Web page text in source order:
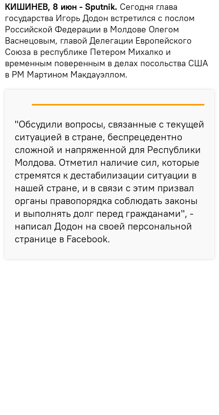
КИШИНЕВ, 8 июн - Sputnik. Сегодня глава
государства Игорь Додон встретился с послом
Российской Федерации в Молдове Олегом
Васнецовым, главой Делегации Европейского
Союза в республике Петером Михалко и
временным поверенным в делах посольства США
в РМ Мартином Макдауэллом.
"Обсудили вопросы, связанные с текущей
ситуацией в стране, беспрецедентно
сложной и напряженной для Республики
Молдова. Отметил наличие сил, которые
стремятся к дестабилизации ситуации в
нашей стране, и в связи с этим призвал
органы правопорядка соблюдать законы
и выполнять долг перед гражданами", -
написал Додон на своей персональной
странице в Facebook.